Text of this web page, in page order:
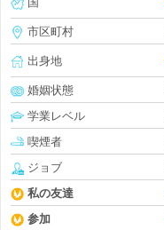
市区町村
出身地
婚姻状態
学業レベル
喫煙者
ジョブ
私の友達
参加